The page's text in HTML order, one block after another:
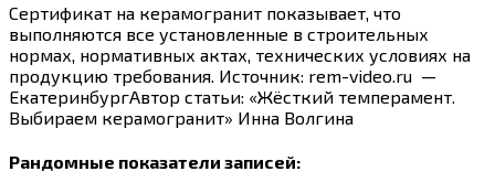
Сертификат на керамогранит показывает, что
выполняются все установленные в строительных
нормах, нормативных актах, технических условиях на
продукцию требования. Источник: rem-video.ru —
ЕкатеринбургАвтор статьи: «Жёсткий темперамент.
Выбираем керамогранит» Инна Волгина
Рандомные показатели записей: